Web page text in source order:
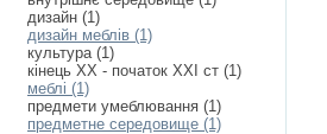
дизайн (1)
дизайн меблів (1)
культура (1)
кінець ХХ - початок ХХІ ст (1)
меблі (1)
предмети умеблювання (1)
предметне середовище (1)